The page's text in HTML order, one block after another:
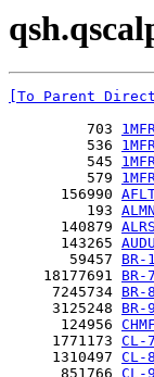
[To Parent
         703
         536
         545
         579
      156990
         193
      140879
      143265
       59457
    18177691
     7245734
     3125248
      124956
     1771173
CL-
     1310497
CL-
      851766
CL-